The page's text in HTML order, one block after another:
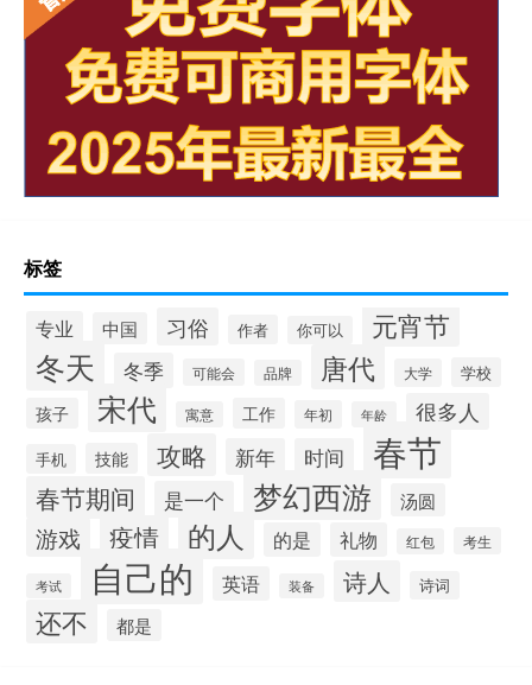
标签
专业 中国 习俗 作者 你可以 元宵节
冬天 冬季 可能会 品牌 唐代 大学 学校
孩子 宋代 寓意 工作 年初 年龄 很多人
手机 技能 攻略 新年 时间 春节
春节期间 是一个 梦幻西游 汤圆
游戏 疫情 的人 的是 礼物 红包 考生
考试 自己的 英语 装备 诗人 诗词
还不 都是